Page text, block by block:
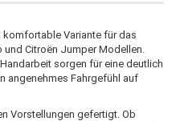
komfortable Variante für das
Citroën Jumper Modellen.
sorgen für eine deutlich
angenehmes Fahrgefühl auf
Vorstellungen gefertigt. Ob